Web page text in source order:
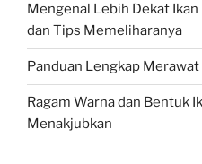
Mengenal Lebih Dekat Ikan
dan Tips Memeliharanya
Panduan Lengkap
Ragam Warna dan Bentuk
Menakjubkan